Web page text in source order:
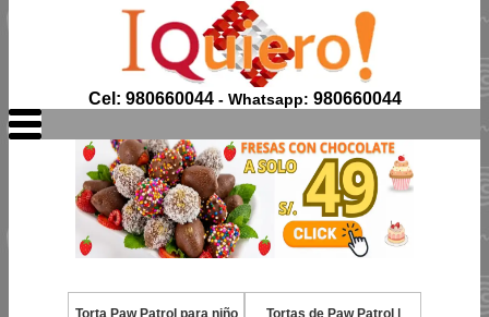
Cel: 980660044- Whatsapp: 980660044
Torta Paw Patrol para niño
Tortas de Paw Patrol |